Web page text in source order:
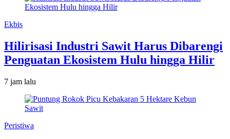
Ekbis
Hilirisasi Industri Sawit Harus Dibarengi
Penguatan Ekosistem Hulu hingga Hilir
7 jam lalu
Peristiwa